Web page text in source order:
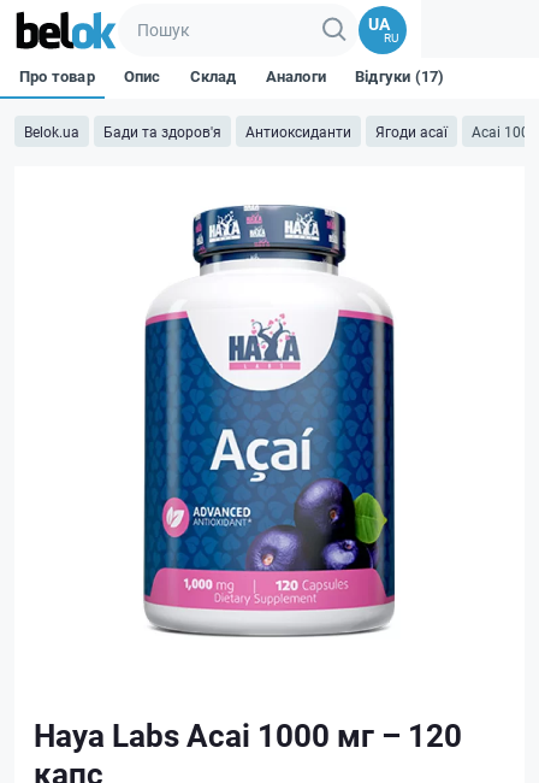
UA
RU
Belok.ua Бади та здоров'я Антиоксиданти Ягоди асаї Acai
Про товар Опис Склад Аналоги Відгуки (17)
Haya Labs Acai 1000 мг – 120
капс